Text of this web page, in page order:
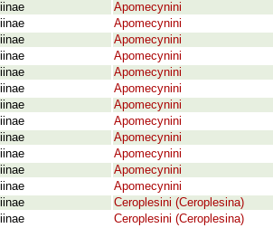
Apomecynini
Apomecynini
Apomecynini
Apomecynini
Apomecynini
Apomecynini
Apomecynini
Apomecynini
Apomecynini
Apomecynini
Apomecynini
Apomecynini
Ceroplesini (Ceroplesina)
Ceroplesini (Ceroplesina)